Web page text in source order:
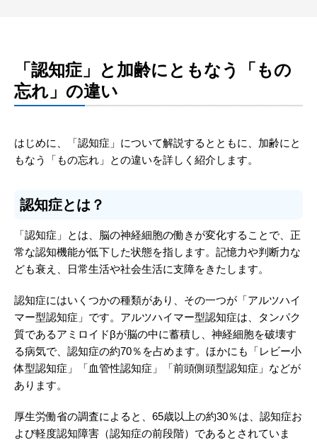
「認知症」と加齢にともなう「もの
忘れ」の違い
はじめに、「認知症」について解説するとともに、加齢にと
もなう「もの忘れ」との違いを詳しく紹介します。
認知症とは？
「認知症」とは、脳の神経細胞の働きが変化することで、正
常な認知機能が低下した状態を指します。記憶力や判断力な
ども衰え、日常生活や社会生活に支障をきたします。
認知症にはいくつかの種類があり、その一つが「アルツハイ
マー型認知症」です。アルツハイマー型認知症は、タンパク
質であるアミロイドβが脳の中に蓄積し、神経細胞を破壊す
る病気で、認知症の約70％を占めます。ほかにも「レビー小
体型認知症」「血管性認知症」「前頭側頭型認知症」などが
あります。
厚生労働省の調査によると、65歳以上の約30％は、認知症お
よび軽度認知障害（認知症の前段階）であるとされていま